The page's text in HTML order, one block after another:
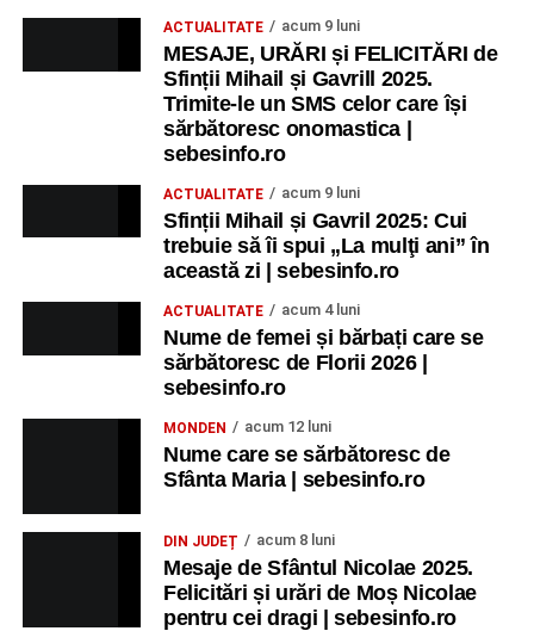
ACTUALITATE acum 9 luni
MESAJE, URĂRI și FELICITĂRI de
Sfinții Mihail și Gavrill 2025.
Trimite-le un SMS celor care își
sărbătoresc onomastica |
sebesinfo.ro
ACTUALITATE acum 9 luni
Sfinții Mihail și Gavril 2025: Cui
trebuie să îi spui „La mulţi ani” în
această zi | sebesinfo.ro
ACTUALITATE acum 4 luni
Nume de femei și bărbați care se
sărbătoresc de Florii 2026 |
sebesinfo.ro
MONDEN acum 12 luni
Nume care se sărbătoresc de
Sfânta Maria | sebesinfo.ro
DIN JUDEȚ acum 8 luni
Mesaje de Sfântul Nicolae 2025.
Felicitări și urări de Moș Nicolae
pentru cei dragi | sebesinfo.ro